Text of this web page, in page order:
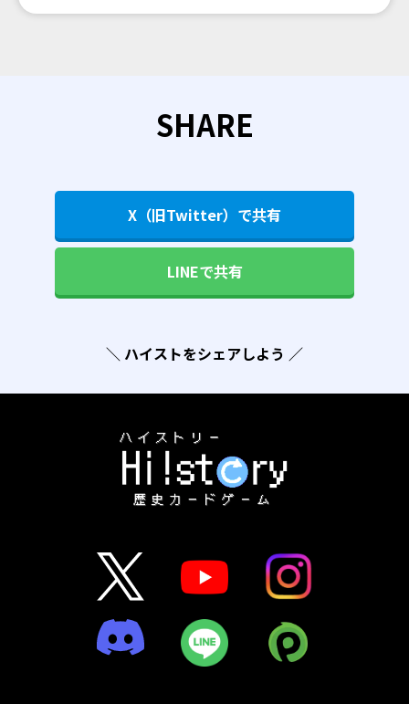
SHARE
X（旧Twitter）で共有
LINEで共有
＼ ハイストをシェアしよう ／